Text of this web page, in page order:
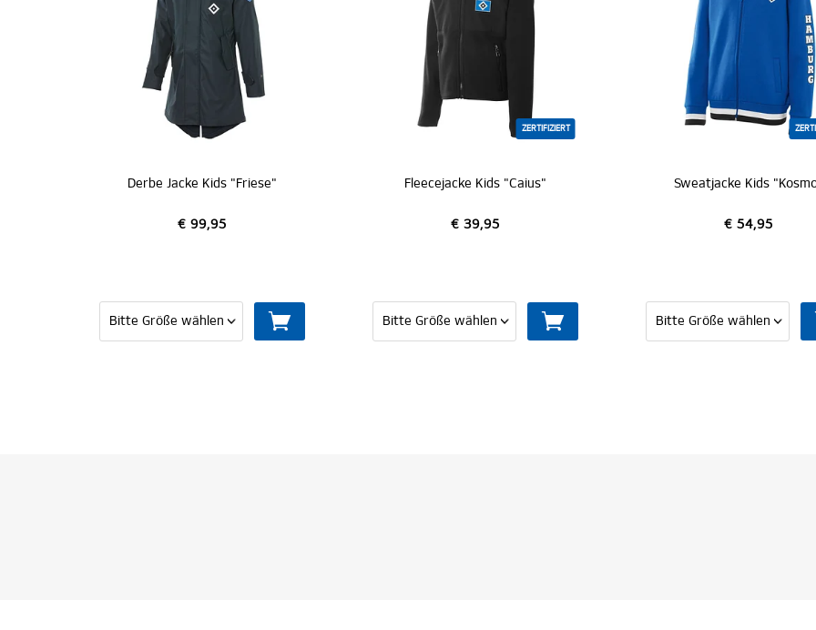
Derbe Jacke Kids "Friese"
€ 99,95
ZERTIFIZIERT
Fleecejacke Kids "Caius"
€ 39,95
Sweatjacke Kids
€ 54,95